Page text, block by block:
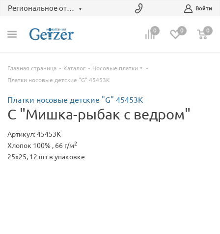
Региональное отделение Войти
0 0 0
Главная страница Каталог
Носовые платки
Платки носовые детские "G" 45453К
Платки носовые детские "G" 45453К
C "Мишка-рыбак с ведром"
Артикул: 45453К
Хлопок 100% , 66 г/м2
25x25, 12 шт в упаковке